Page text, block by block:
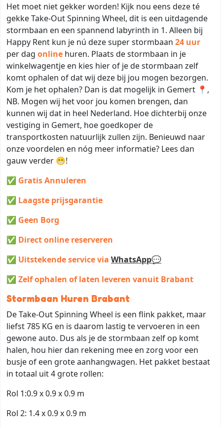
Het moet niet gekker worden! Kijk nou eens deze té
gekke Take-Out Spinning Wheel, dit is een uitdagende
stormbaan en een spannend labyrinth in 1. Alleen bij
Happy Rent kun je nú deze super stormbaan 24 uur
per dag online huren. Plaats de stormbaan in je
winkelwagentje en kies hier of je de stormbaan zelf
komt ophalen of dat wij deze bij jou mogen bezorgen.
Kom je het ophalen? Dan is dat mogelijk in Gemert 📍,
NB. Mogen wij het voor jou komen brengen, dan
kunnen wij dat in heel Nederland. Hoe dichterbij onze
vestiging in Gemert, hoe goedkoper de
transportkosten natuurlijk zullen zijn. Benieuwd naar
onze voordelen en nóg meer informatie? Lees dan
gauw verder 😁!
✅ Gratis Annuleren
✅ Laagste prijsgarantie
✅ Geen Borg
✅ Direct online reserveren
✅ Uitstekende service via WhatsApp💬
✅ Zelf ophalen of laten leveren vanuit Brabant
Stormbaan Huren Brabant
De Take-Out Spinning Wheel is een flink pakket, maar
liefst 785 KG en is daarom lastig te vervoeren in een
gewone auto. Dus als je de stormbaan zelf op komt
halen, hou hier dan rekening mee en zorg voor een
busje of een grote aanhangwagen. Het pakket bestaat
in totaal uit 4 grote rollen:
Rol 1:0.9 x 0.9 x 0.9 m
Rol 2: 1.4 x 0.9 x 0.9 m